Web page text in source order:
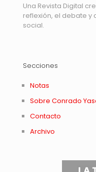
Una Revista Digital
reflexión, el debate y
social.
Secciones
Notas
Sobre Conrado
Contacto
Archivo